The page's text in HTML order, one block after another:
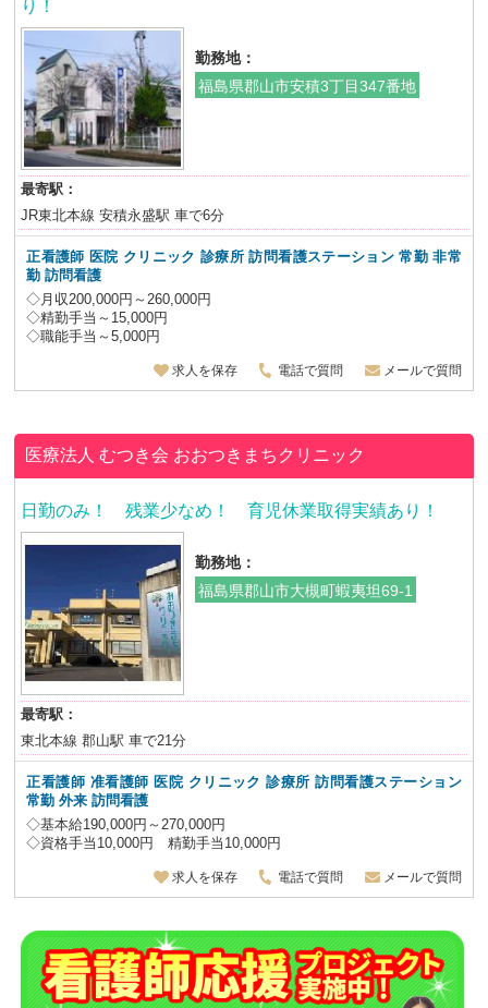
り！
勤務地：
福島県郡山市安積3丁目347番地
最寄駅：
JR東北本線 安積永盛駅 車で6分
正看護師 医院 クリニック 診療所 訪問看護ステーション常勤 非常
勤 訪問看護
◇月収200,000円～260,000円
◇精勤手当～15,000円
◇職能手当～5,000円
求人を保存 電話で質問 メールで質問
医療法人 むつき会 おおつきまちクリニック
日勤のみ！ 残業少なめ！ 育児休業取得実績あり！
勤務地：
福島県郡山市大槻町蝦夷坦69-1
最寄駅：
東北本線 郡山駅 車で21分
正看護師 准看護師 医院 クリニック 診療所 訪問看護ステーション
常勤 外来 訪問看護
◇基本給190,000円～270,000円
◇資格手当10,000円 精勤手当10,000円
求人を保存 電話で質問 メールで質問